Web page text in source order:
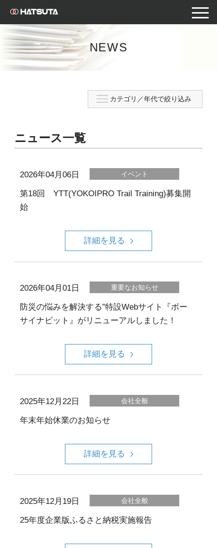
toggle
NEWS
ニュース一覧
2026年04月06日 イベント
第18回 YTT(YOKOIPRO Trail Training)募集開
始
詳細を見る
2026年04月01日 重要なお知らせ
防災の悩みを解決する”特設Webサイト『ボー
サイナビット』がリニューアルしました！
詳細を見る
2025年12月22日 会社全般
年末年始休業のお知らせ
詳細を見る
2025年12月19日 会社全般
25年度企業版ふるさと納税実施報告